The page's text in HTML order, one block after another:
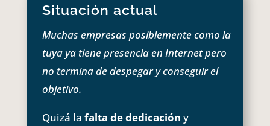
Situación actual
Muchas empresas posiblemente como la
tuya ya tiene presencia en Internet pero
no termina de despegar y conseguir el
objetivo.
Quizá la falta de dedicación y